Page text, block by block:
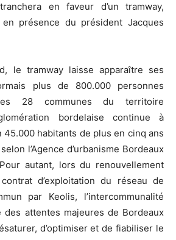
en faveur d’un tramway,
présence du président Jacques
le tramway laisse apparaître ses
plus de 800.000 personnes
28 communes du territoire
bordelaise continue à
45.000 habitants de plus en cinq ans
l’Agence d’urbanisme Bordeaux
Pour autant, lors du renouvellement
d’exploitation du réseau de
par Keolis, l’intercommunalité
des attentes majeures de Bordeaux
d’optimiser et de fiabiliser le